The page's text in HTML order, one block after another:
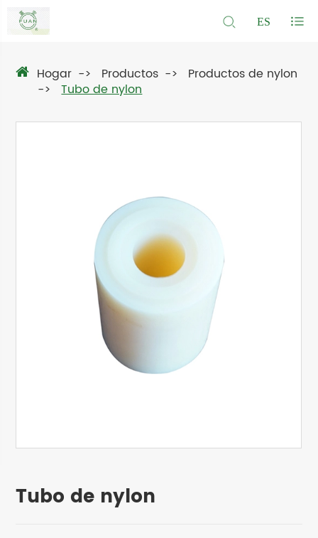
ES
Hogar Productos
Productos de nylon
Tubo de nylon
Tubo de nylon